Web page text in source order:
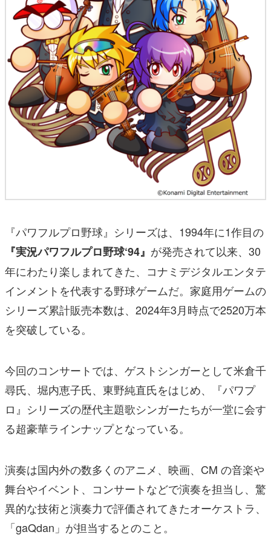
『パワフルプロ野球』シリーズは、1994年に1作目の
『実況パワフルプロ野球‘94』 が発売されて以来、30
年にわたり楽しまれてきた、コナミデジタルエンタテ
インメントを代表する野球ゲームだ。家庭用ゲームの
シリーズ累計販売本数は、2024年3月時点で2520万本
を突破している。
今回のコンサートでは、ゲストシンガーとして米倉千
尋氏、堀内恵子氏、東野純直氏をはじめ、『パワプ
ロ』シリーズの歴代主題歌シンガーたちが一堂に会す
る超豪華ラインナップとなっている。
演奏は国内外の数多くのアニメ、映画、CM の音楽や
舞台やイベント、コンサートなどで演奏を担当し、驚
異的な技術と演奏力で評価されてきたオーケストラ、
「gaQdan」が担当するとのこと。